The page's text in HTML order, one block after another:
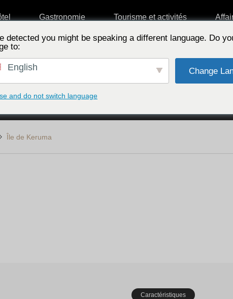
Gastronomie Tourisme et activités
Île de Keruma
Caractéristiques
detected you might be speaking a different language. Do
to:
English Change
and do not switch language